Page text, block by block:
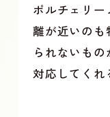
ポルチェリ
離が近いのも
られないも
対応してくれ